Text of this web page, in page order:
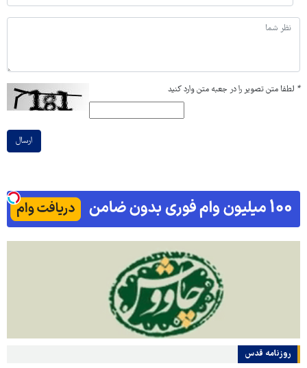
* لطفا متن تصویر را در جعبه متن وارد کنید
ارسال
روزنامه قدس